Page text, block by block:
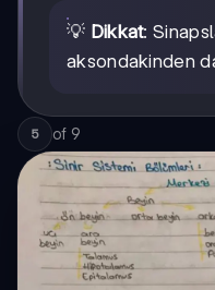
💡 Dikkat:
aksondakinden
5 of 9